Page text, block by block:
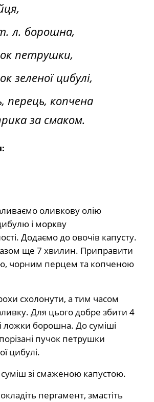
л. борошна,
петрушки,
зеленої цибулі,
перець, копчена
за смаком.
оливкову олію
і моркву
Додаємо до овочів капусту.
ще 7 хвилин. Приправити
чорним перцем та копченою
схолонути, а тим часом
Для цього добре збити 4
ложки борошна. До суміші
пучок петрушки
цибулі.
зі смаженою капустою.
пергамент, змастіть